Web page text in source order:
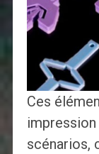
Ces
scénarios,